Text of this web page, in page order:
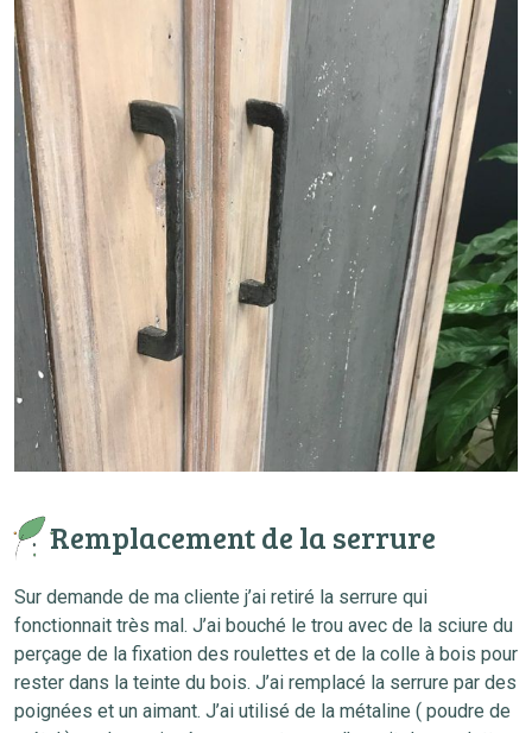
Remplacement de la serrure
Sur demande de ma cliente j’ai retiré la serrure qui
fonctionnait très mal. J’ai bouché le trou avec de la sciure du
perçage de la fixation des roulettes et de la colle à bois pour
rester dans la teinte du bois. J’ai remplacé la serrure par des
poignées et un aimant. J’ai utilisé de la métaline ( poudre de